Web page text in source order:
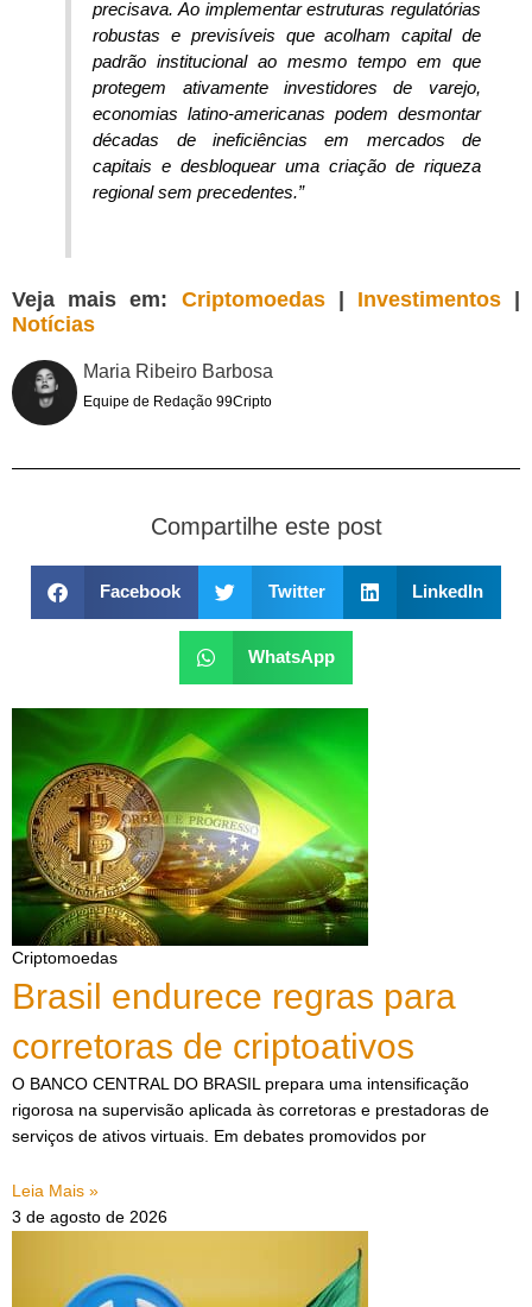
precisava. Ao implementar estruturas regulatórias
robustas e previsíveis que acolham capital de
padrão institucional ao mesmo tempo em que
protegem ativamente investidores de varejo,
economias latino-americanas podem desmontar
décadas de ineficiências em mercados de
capitais e desbloquear uma criação de riqueza
regional sem precedentes.”
Veja mais em: Criptomoedas| Investimentos|
Notícias
Maria Ribeiro Barbosa
Equipe de Redação 99Cripto
Compartilhe este post
Facebook Twitter LinkedIn
WhatsApp
Criptomoedas
Brasil endurece regras para
corretoras de criptoativos
O BANCO CENTRAL DO BRASIL prepara uma intensificação
rigorosa na supervisão aplicada às corretoras e prestadoras de
serviços de ativos virtuais. Em debates promovidos por
Leia Mais »
3 de agosto de 2026